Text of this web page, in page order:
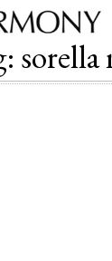
sorella